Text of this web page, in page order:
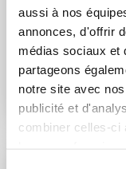
aussi à nos
annonces, d'offrir
médias sociaux et
partageons
notre site avec
publicité et
combiner celles-ci
Muriel
Conseillère Guy
Crêpes aux
alsacienne